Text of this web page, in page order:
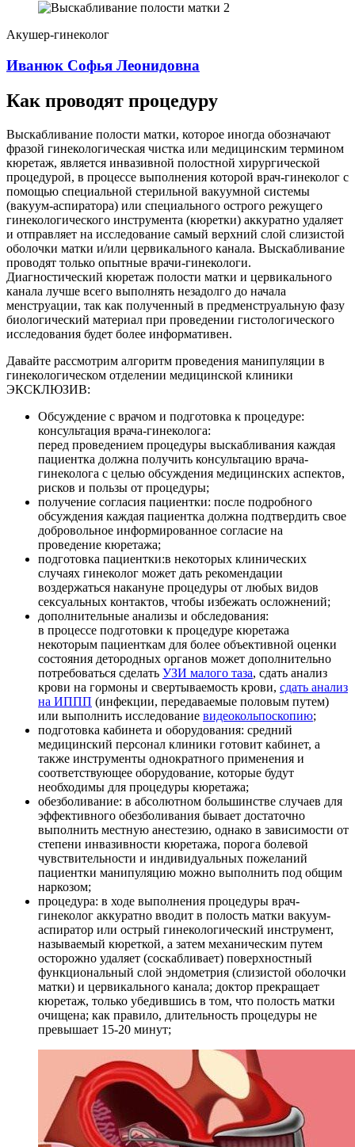
Акушер-гинеколог
Иванюк Софья Леонидовна
Как проводят процедуру
Выскабливание полости матки, которое иногда обозначают
фразой гинекологическая чистка или медицинским термином
кюретаж, является инвазивной полостной хирургической
процедурой, в процессе выполнения которой врач-гинеколог с
помощью специальной стерильной вакуумной системы
(вакуум-аспиратора) или специального острого режущего
гинекологического инструмента (кюретки) аккуратно удаляет
и отправляет на исследование самый верхний слой слизистой
оболочки матки и/или цервикального канала. Выскабливание
проводят только опытные врачи-гинекологи.
Диагностический кюретаж полости матки и цервикального
канала лучше всего выполнять незадолго до начала
менструации, так как полученный в предменструальную фазу
биологический материал при проведении гистологического
исследования будет более информативен.
Давайте рассмотрим алгоритм проведения манипуляции в
гинекологическом отделении медицинской клиники
ЭКСКЛЮЗИВ:
Обсуждение с врачом и подготовка к процедуре:
консультация врача-гинеколога:
перед проведением процедуры выскабливания каждая
пациентка должна получить консультацию врача-
гинеколога с целью обсуждения медицинских аспектов,
рисков и пользы от процедуры;
получение согласия пациентки: после подробного
обсуждения каждая пациентка должна подтвердить свое
добровольное информированное согласие на
проведение кюретажа;
подготовка пациентки:в некоторых клинических
случаях гинеколог может дать рекомендации
воздержаться накануне процедуры от любых видов
сексуальных контактов, чтобы избежать осложнений;
дополнительные анализы и обследования:
в процессе подготовки к процедуре кюретажа
некоторым пациенткам для более объективной оценки
состояния детородных органов может дополнительно
потребоваться сделать УЗИ малого таза, сдать анализ
крови на гормоны и свертываемость крови, сдать анализ
на ИППП (инфекции, передаваемые половым путем)
или выполнить исследование видеокольпоскопию;
подготовка кабинета и оборудования: средний
медицинский персонал клиники готовит кабинет, а
также инструменты однократного применения и
соответствующее оборудование, которые будут
необходимы для процедуры кюретажа;
обезболивание: в абсолютном большинстве случаев для
эффективного обезболивания бывает достаточно
выполнить местную анестезию, однако в зависимости от
степени инвазивности кюретажа, порога болевой
чувствительности и индивидуальных пожеланий
пациентки манипуляцию можно выполнить под общим
наркозом;
процедура: в ходе выполнения процедуры врач-
гинеколог аккуратно вводит в полость матки вакуум-
аспиратор или острый гинекологический инструмент,
называемый кюреткой, а затем механическим путем
осторожно удаляет (соскабливает) поверхностный
функциональный слой эндометрия (слизистой оболочки
матки) и цервикального канала; доктор прекращает
кюретаж, только убедившись в том, что полость матки
очищена; как правило, длительность процедуры не
превышает 15-20 минут;